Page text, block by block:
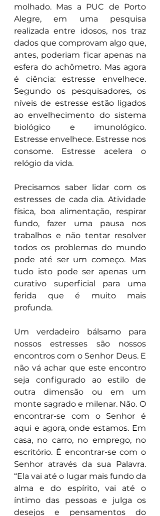
molhado. Mas a PUC de Porto
Alegre, em uma pesquisa
realizada entre idosos, nos traz
dados que comprovam algo que,
antes, poderiam ficar apenas na
esfera do achômetro. Mas agora
é ciência: estresse envelhece.
Segundo os pesquisadores, os
níveis de estresse estão ligados
ao envelhecimento do sistema
biológico e imunológico.
Estresse envelhece. Estresse nos
consome. Estresse acelera o
relógio da vida.
Precisamos saber lidar com os
estresses de cada dia. Atividade
física, boa alimentação, respirar
fundo, fazer uma pausa nos
trabalhos e não tentar resolver
todos os problemas do mundo
pode até ser um começo. Mas
tudo isto pode ser apenas um
curativo superficial para uma
ferida que é muito mais
profunda.
Um verdadeiro bálsamo para
nossos estresses são nossos
encontros com o Senhor Deus. E
não vá achar que este encontro
seja configurado ao estilo de
outra dimensão ou em um
monte sagrado e milenar. Não. O
encontrar-se com o Senhor é
aqui e agora, onde estamos. Em
casa, no carro, no emprego, no
escritório. É encontrar-se com o
Senhor através da sua Palavra.
“Ela vai até o lugar mais fundo da
alma e do espírito, vai até o
íntimo das pessoas e julga os
desejos e pensamentos do